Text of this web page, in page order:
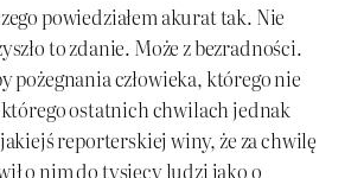
powiedziałem akurat tak. Nie
to zdanie. Może z bezradności.
pożegnania człowieka, którego nie
którego ostatnich chwilach jednak
reporterskiej winy, że za chwilę
o nim do tysięcy ludzi jako o